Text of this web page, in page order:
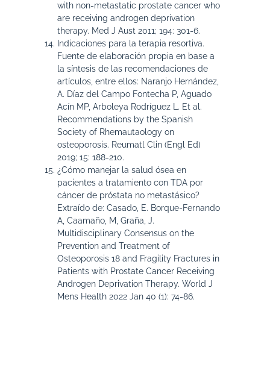
with non-metastatic prostate cancer who
are receiving androgen deprivation
therapy. Med J Aust 2011; 194: 301-6.
Indicaciones para la terapia resortiva.
Fuente de elaboración propia en base a
la síntesis de las recomendaciones de
artículos, entre ellos: Naranjo Hernández,
A. Díaz del Campo Fontecha P, Aguado
Acín MP, Arboleya Rodríguez L. Et al.
Recommendations by the Spanish
Society of Rhemautaology on
osteoporosis. Reumatl Clin (Engl Ed)
2019; 15: 188-210.
¿Cómo manejar la salud ósea en
pacientes a tratamiento con TDA por
cáncer de próstata no metastásico?
Extraído de: Casado, E. Borque-Fernando
A, Caamaño, M, Graña, J.
Multidisciplinary Consensus on the
Prevention and Treatment of
Osteoporosis 18 and Fragility Fractures in
Patients with Prostate Cancer Receiving
Androgen Deprivation Therapy. World J
Mens Health 2022 Jan 40 (1): 74-86.